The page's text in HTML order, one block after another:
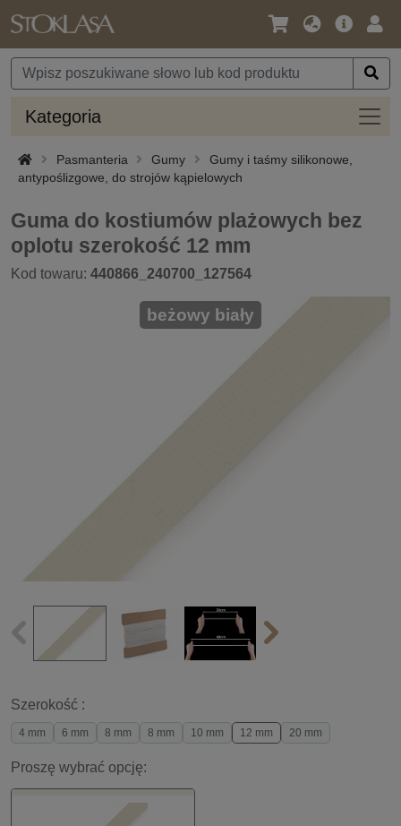
Język
Waluta
Oferta
Kategoria
Pasmanteria Gumy
Gumy i taśmy silikonowe,
antypoślizgowe, do strojów kąpielowych
Guma do kostiumów plażowych bez
oplotu szerokość 12 mm
Kod towaru: 440866_240700_127564
beżowy biały
Szerokość :
4 mm 6 mm 8 mm 8 mm 10 mm 12 mm 20 mm
Proszę wybrać opcję: